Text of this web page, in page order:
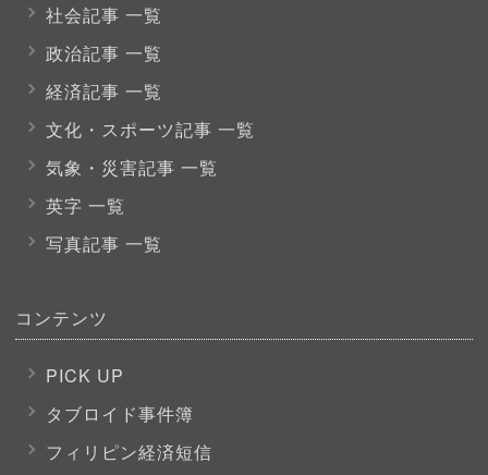
社会記事 一覧
政治記事 一覧
経済記事 一覧
文化・スポーツ記事 一覧
気象・災害記事 一覧
英字 一覧
写真記事 一覧
コンテンツ
PICK UP
タブロイド事件簿
フィリピン経済短信